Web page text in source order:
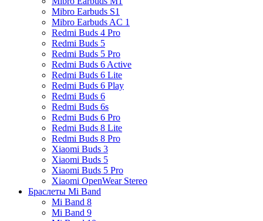
Mibro Earbuds S1
Mibro Earbuds AC 1
Redmi Buds 4 Pro
Redmi Buds 5
Redmi Buds 5 Pro
Redmi Buds 6 Active
Redmi Buds 6 Lite
Redmi Buds 6 Play
Redmi Buds 6
Redmi Buds 6s
Redmi Buds 6 Pro
Redmi Buds 8 Lite
Redmi Buds 8 Pro
Xiaomi Buds 3
Xiaomi Buds 5
Xiaomi Buds 5 Pro
Xiaomi OpenWear Stereo
Браслеты Mi Band
Mi Band 8
Mi Band 9